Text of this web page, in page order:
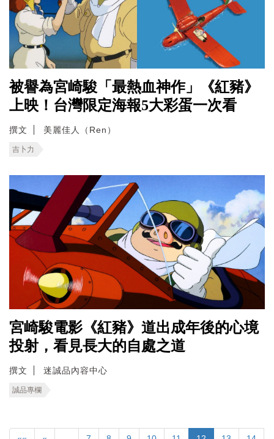
被譽為宮崎駿「最熱血神作」《紅豬》
上映！台灣限定海報5大彩蛋一次看
撰文 美麗佳人（Ren）
吉卜力
宮崎駿電影《紅豬》道出成年後的心境
投射，看見長大的自處之道
撰文 迷誠品內容中心
誠品專欄